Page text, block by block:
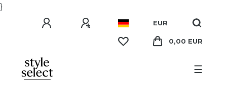
}
EUR
0,00 EUR
☰